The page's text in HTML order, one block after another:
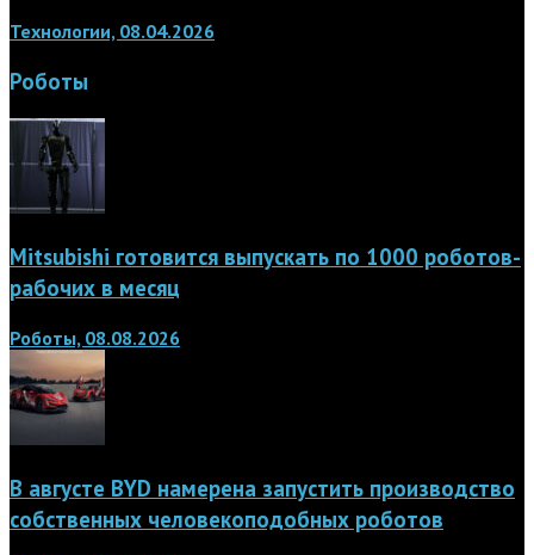
Технологии, 08.04.2026
Роботы
Mitsubishi готовится выпускать по 1000 роботов-
рабочих в месяц
Роботы, 08.08.2026
В августе BYD намерена запустить производство
собственных человекоподобных роботов